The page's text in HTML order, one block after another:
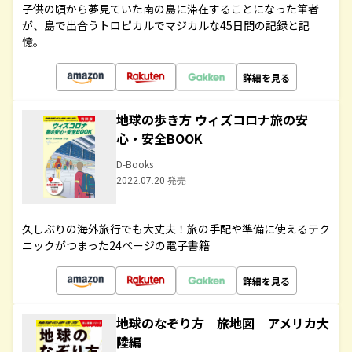
子供の頃から夢見ていた南の島に滞在することになった筆者
が、島で出合うトロピカルでマジカルな45日間の記録と記
憶。
詳細を見る
地球の歩き方 ウィズコロナ旅の安
心・安全BOOK
D-Books
2022.07.20 発売
久しぶりの海外旅行でも大丈夫！旅の手配や準備に使えるテク
ニックがつまった24ページの電子書籍
詳細を見る
地球のなぞり方 旅地図 アメリカ大
陸編